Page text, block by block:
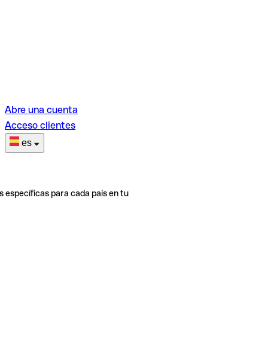
Abre una cuenta
Acceso clientes
es
específicas para cada país en tu